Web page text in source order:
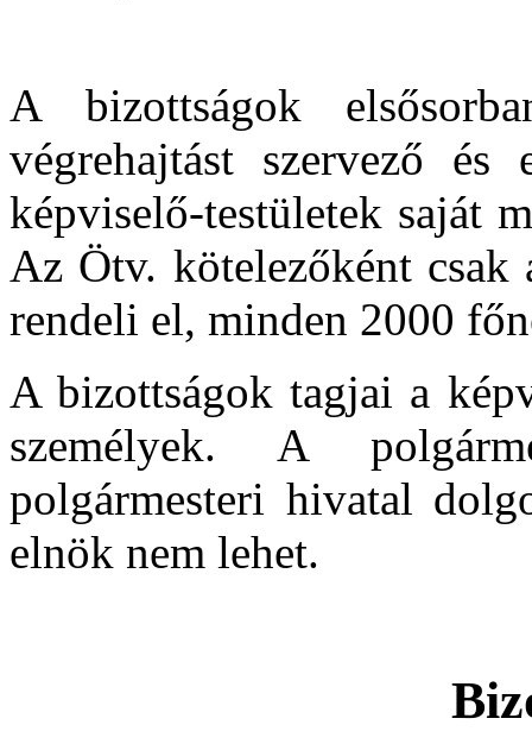
A bizottságok
végrehajtást szervező
képviselő-testületek saját
Az Ötv. kötelezőként csak
rendeli el, minden 2000
A bizottságok tagjai a
személyek. A
polgármesteri hivatal
elnök nem lehet.